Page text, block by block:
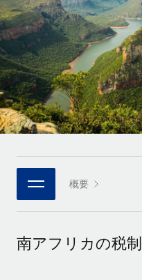
インフラ
Remote統合
人事機能をワークフロ
プラットフォーム
チームのための人事の
接続 新しい
当社のMCPを使用して
統合
基本的なビジネスツー
成長中の企業向けのア
リューション
ミッドマーケット
カスタマイズされた人
企業
大企業向けのグローバ
パートナーに登録
戦略的テクノロジー
グローバルな人事機能
当社とのパートナーシ
REMOTEで学習
リサーチおよびガイド
活用事例
HR用語集
チェックリストおよびテ
職務内容ライブラリ
ウェビナー
イベント
ニュースルーム
Deutsch
Español
Italiano
Português (Portugal)
日本語
한국어 概要
南アフリカの税制